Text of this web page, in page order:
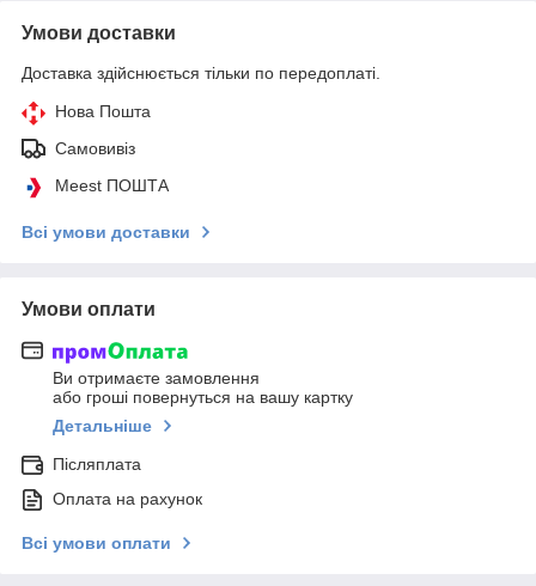
Умови доставки
Доставка здійснюється тільки по передоплаті.
Нова Пошта
Самовивіз
Meest ПОШТА
Всі умови доставки
Умови оплати
Ви отримаєте замовлення
або гроші повернуться на вашу картку
Детальніше
Післяплата
Оплата на рахунок
Всі умови оплати